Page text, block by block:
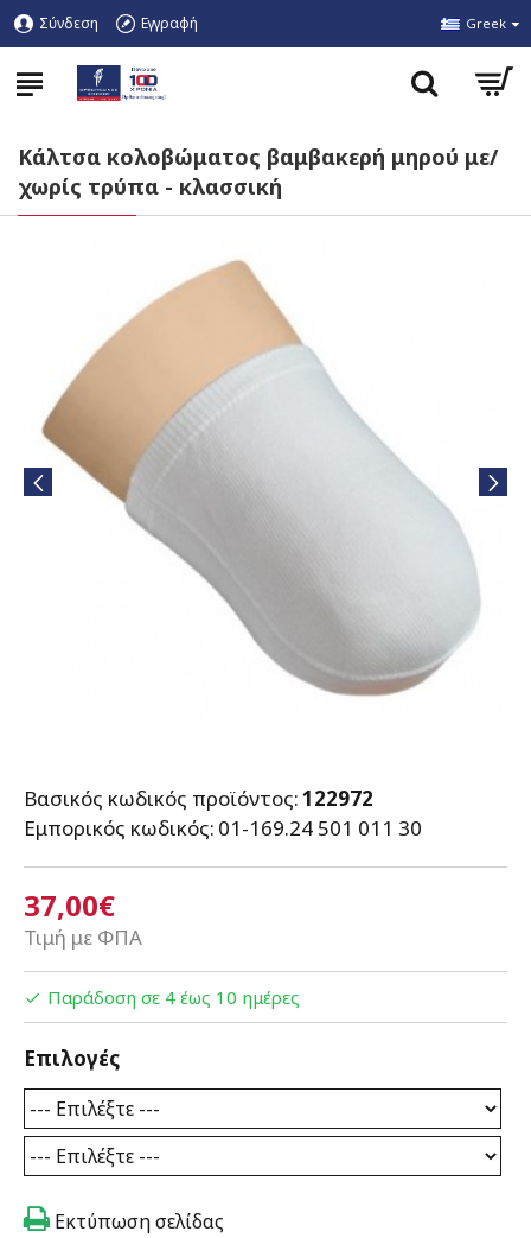
Σύνδεση Εγγραφή Greek
Κάλτσα κολοβώματος βαμβακερή μηρού με/
χωρίς τρύπα - κλασσική
37,00€
Τιμή με ΦΠΑ
Βασικός κωδικός προϊόντος:122972
Εμπορικός κωδικός: 01-169.24 501 011 30
Παράδοση σε 4 έως 10 ημέρες
Επιλογές
Εκτύπωση σελίδας